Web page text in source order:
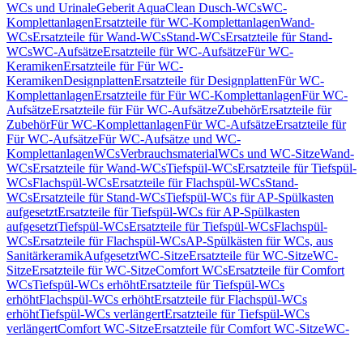
WCs und UrinaleGeberit AquaClean Dusch-WCsWC-
KomplettanlagenErsatzteile für WC-KomplettanlagenWand-
WCsErsatzteile für Wand-WCsStand-WCsErsatzteile für Stand-
WCsWC-AufsätzeErsatzteile für WC-AufsätzeFür WC-
KeramikenErsatzteile für Für WC-
KeramikenDesignplattenErsatzteile für DesignplattenFür WC-
KomplettanlagenErsatzteile für Für WC-KomplettanlagenFür WC-
AufsätzeErsatzteile für Für WC-AufsätzeZubehörErsatzteile für
ZubehörFür WC-KomplettanlagenFür WC-AufsätzeErsatzteile für
Für WC-AufsätzeFür WC-Aufsätze und WC-
KomplettanlagenWCsVerbrauchsmaterialWCs und WC-SitzeWand-
WCsErsatzteile für Wand-WCsTiefspül-WCsErsatzteile für Tiefspül-
WCsFlachspül-WCsErsatzteile für Flachspül-WCsStand-
WCsErsatzteile für Stand-WCsTiefspül-WCs für AP-Spülkasten
aufgesetztErsatzteile für Tiefspül-WCs für AP-Spülkasten
aufgesetztTiefspül-WCsErsatzteile für Tiefspül-WCsFlachspül-
WCsErsatzteile für Flachspül-WCsAP-Spülkästen für WCs, aus
SanitärkeramikAufgesetztWC-SitzeErsatzteile für WC-SitzeWC-
SitzeErsatzteile für WC-SitzeComfort WCsErsatzteile für Comfort
WCsTiefspül-WCs erhöhtErsatzteile für Tiefspül-WCs
erhöhtFlachspül-WCs erhöhtErsatzteile für Flachspül-WCs
erhöhtTiefspül-WCs verlängertErsatzteile für Tiefspül-WCs
verlängertComfort WC-SitzeErsatzteile für Comfort WC-SitzeWC-